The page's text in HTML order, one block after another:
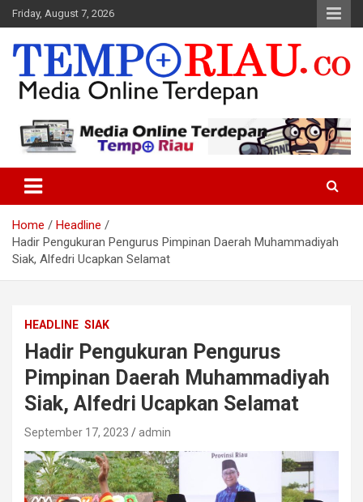
Skip
to
content
Friday, August 7, 2026
Tempo Riau
Home
Headline
Hadir Pengukuran Pengurus Pimpinan Daerah Muhammadiyah
Siak, Alfedri Ucapkan Selamat
HEADLINE SIAK
Hadir Pengukuran Pengurus
Pimpinan Daerah Muhammadiyah
Siak, Alfedri Ucapkan Selamat
September 17, 2023 admin